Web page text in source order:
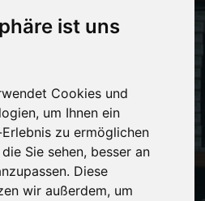
ist uns
Cookies und
um Ihnen ein
zu ermöglichen
Sie sehen, besser an
Diese
wir außerdem, um